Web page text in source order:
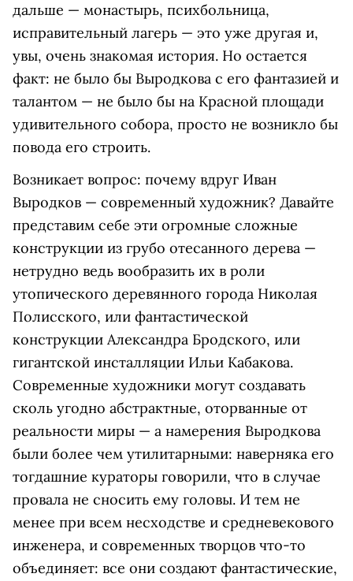
дальше — монастырь, психбольница,
исправительный лагерь — это уже другая и,
увы, очень знакомая история. Но остается
факт: не было бы Выродкова с его фантазией и
талантом — не было бы на Красной площади
удивительного собора, просто не возникло бы
повода его строить.
Возникает вопрос: почему вдруг Иван
Выродков — современный художник? Давайте
представим себе эти огромные сложные
конструкции из грубо отесанного дерева —
нетрудно ведь вообразить их в роли
утопического деревянного города Николая
Полисского, или фантастической
конструкции Александра Бродского, или
гигантской инсталляции Ильи Кабакова.
Современные художники могут создавать
сколь угодно абстрактные, оторванные от
реальности миры — а намерения Выродкова
были более чем утилитарными: наверняка его
тогдашние кураторы говорили, что в случае
провала не сносить ему головы. И тем не
менее при всем несходстве и средневекового
инженера, и современных творцов что-то
объединяет: все они создают фантастические,